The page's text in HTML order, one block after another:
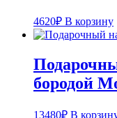
4620₽ В корзину
бородой
13480₽ В